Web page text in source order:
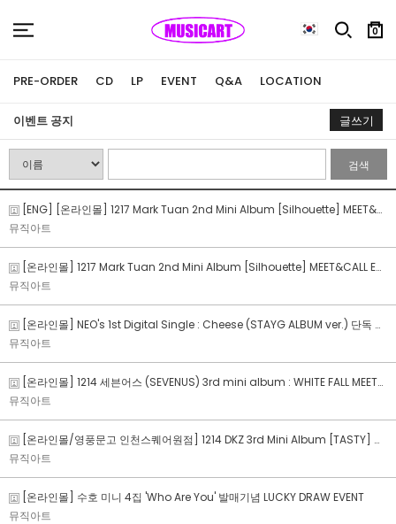
0
PRE-ORDER CD LP EVENT Q&A LOCATION
이벤트 공지 글쓰기
검색
[ENG] [온라인몰] 1217 Mark Tuan 2nd Mini Album [Silhouette] MEET&CALL EVENT
뮤직아트
[온라인몰] 1217 Mark Tuan 2nd Mini Album [Silhouette] MEET&CALL EVENT
뮤직아트
[온라인몰] NEO's 1st Digital Single : Cheese (STAYG ALBUM ver.) 단독 판매 안내
뮤직아트
[온라인몰] 1214 세븐어스 (SEVENUS) 3rd mini album : WHITE FALL MEET&CALL FAN SIGN EVENT
뮤직아트
[온라인몰/영풍문고 인천스퀘어원점] 1214 DKZ 3rd Mini Album [TASTY] 발매 기념 공개 팬사인회
뮤직아트
[온라인몰] 수호 미니 4집 'Who Are You' 발매기념 LUCKY DRAW EVENT
뮤직아트